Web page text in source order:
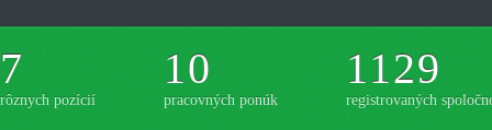
7
rôznych pozícií
10
pracovných ponúk
1129
registrovaných